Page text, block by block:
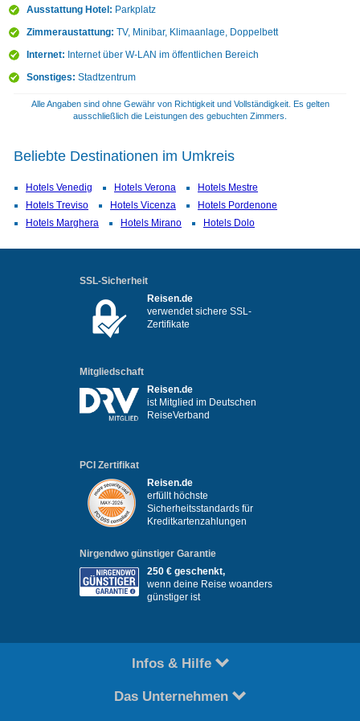
Ausstattung Hotel: Parkplatz
Zimmeraustattung: TV, Minibar, Klimaanlage, Doppelbett
Internet: Internet über W-LAN im öffentlichen Bereich
Sonstiges: Stadtzentrum
Alle Angaben sind ohne Gewähr von Richtigkeit und Vollständigkeit. Es gelten
ausschließlich die Leistungen des gebuchten Zimmers.
Beliebte Destinationen im Umkreis
Hotels Venedig Hotels Verona
Hotels Mestre
Hotels Treviso
Hotels Vicenza
Hotels Pordenone
Hotels Marghera
Hotels Mirano Hotels Dolo
SSL-Sicherheit
Reisen.de
verwendet sichere SSL-
Zertifikate
Mitgliedschaft
Reisen.de
ist Mitglied im Deutschen
ReiseVerband
PCI Zertifikat
Reisen.de
erfüllt höchste
Sicherheitsstandards für
Kreditkartenzahlungen
Nirgendwo günstiger Garantie
250 € geschenkt,
wenn deine Reise woanders
günstiger ist
Infos & Hilfe
Das Unternehmen